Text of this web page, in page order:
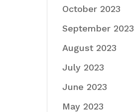
October 2023
September 2023
August 2023
July 2023
June 2023
May 2023